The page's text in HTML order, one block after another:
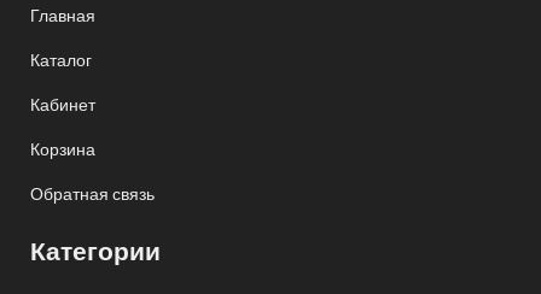
Главная
Каталог
Кабинет
Корзина
Обратная связь
Категории